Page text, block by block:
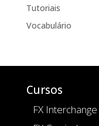
Tutoriais
Vocabulário
Cursos
FX Interchange